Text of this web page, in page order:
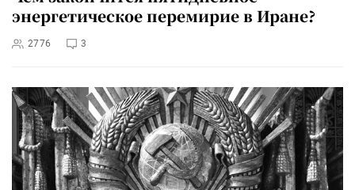
энергетическое перемирие в Иране?
2776 3